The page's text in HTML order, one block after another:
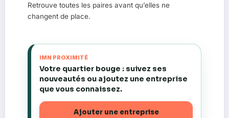
Retrouve toutes les paires avant qu’elles ne
changent de place.
IMN PROXIMITÉ
Votre quartier bouge : suivez ses
nouveautés ou ajoutez une entreprise
que vous connaissez.
Ajouter une entreprise